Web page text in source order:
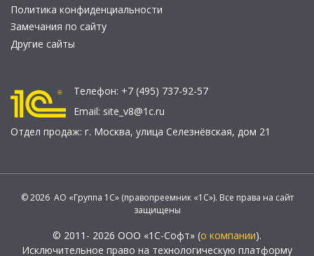
Политика конфиденциальности
Замечания по сайту
Другие сайты
Телефон: +7 (495) 737-92-57
Email: site_v8@1c.ru
Отдел продаж: г. Москва, улица Селезнёвская, дом 21
© 2026 АО «Группа 1С» (правопреемник «1С»). Все права на сайт
защищены
© 2011- 2026 ООО «1С-Софт» (о компании).
Исключительное право на технологическую платформу